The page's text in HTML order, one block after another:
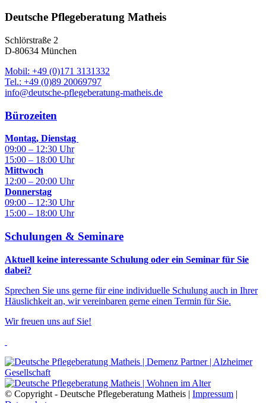
Deutsche Pflegeberatung Matheis
Schlörstraße 2
D-80634 München
Mobil: +49 (0)171 3131332
Tel.: +49 (0)89 20069797
info@deutsche-pflegeberatung-matheis.de
Bürozeiten
Montag, Dienstag
09:00 – 12:30 Uhr
15:00 – 18:00 Uhr
Mittwoch
12:00 – 20:00 Uhr
Donnerstag
09:00 – 12:30 Uhr
15:00 – 18:00 Uhr
Schulungen & Seminare
Aktuell keine interessante Schulung oder ein Seminar für Sie
dabei?
Sprechen Sie uns gerne für eine individuelle Schulung auch in Ihrer
Häuslichkeit an, wir vereinbaren gerne einen Termin für Sie.
Wir freuen uns auf Sie!
© Copyright - Deutsche Pflegeberatung Matheis | Impressum |